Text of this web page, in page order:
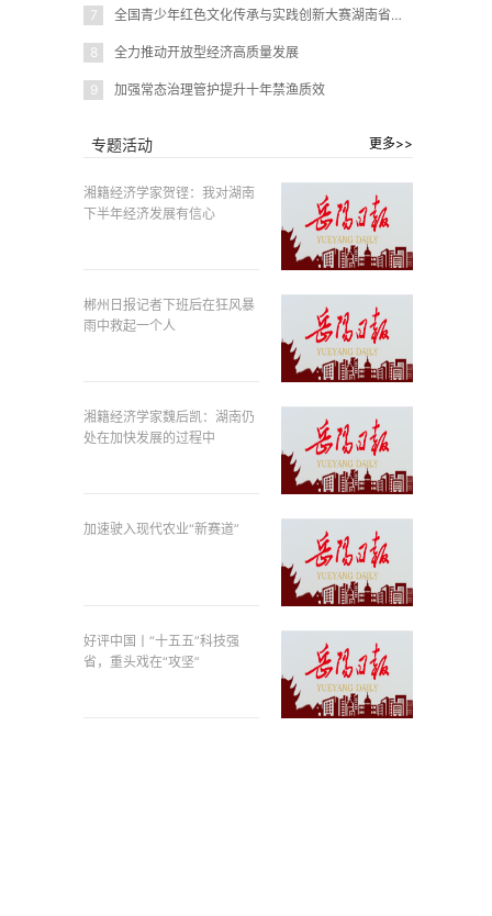
7 全国青少年红色文化传承与实践创新大赛湖南省赛在岳阳圆满闭幕
8 全力推动开放型经济高质量发展
9 加强常态治理管护提升十年禁渔质效
专题活动 更多>>
湘籍经济学家贺铿：我对湖南
下半年经济发展有信心
郴州日报记者下班后在狂风暴
雨中救起一个人
湘籍经济学家魏后凯：湖南仍
处在加快发展的过程中
加速驶入现代农业“新赛道”
好评中国丨“十五五”科技强
省，重头戏在“攻坚”